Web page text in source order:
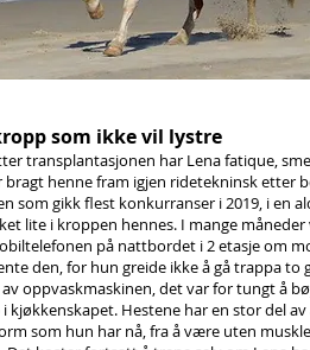
som ikke vil lystre
transplantasjonen har Lena fatique,
bragt henne fram igjen ridetekninsk etter
som gikk flest konkurranser i 2019, i en
lite i kroppen hennes. I mange
på nattbordet i 2 etasje om
den, for hun greide ikke å gå trappa to
oppvaskmaskinen, det var for tungt å
i kjøkkenskapet. Hestene har en stor del
som hun har nå, fra å være uten